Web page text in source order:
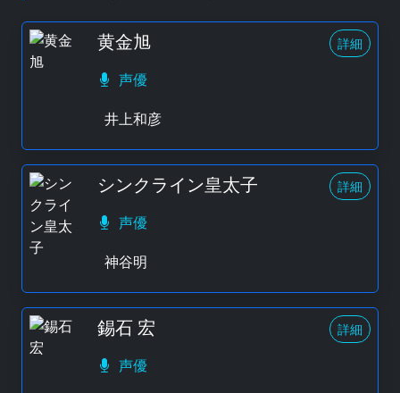
黄金旭 詳細
声優
井上和彦
シンクライン皇太子 詳細
声優
神谷明
錫石 宏 詳細
声優